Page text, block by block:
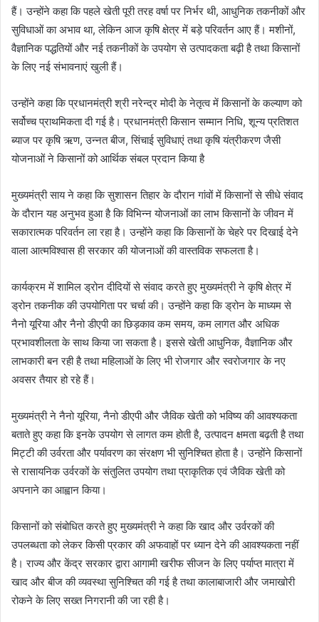
हैं। उन्होंने कहा कि पहले खेती पूरी तरह वर्षा पर निर्भर थी, आधुनिक तकनीकों और
सुविधाओं का अभाव था, लेकिन आज कृषि क्षेत्र में बड़े परिवर्तन आए हैं। मशीनों,
वैज्ञानिक पद्धतियों और नई तकनीकों के उपयोग से उत्पादकता बढ़ी है तथा किसानों
के लिए नई संभावनाएं खुली हैं।
उन्होंने कहा कि प्रधानमंत्री श्री नरेन्द्र मोदी के नेतृत्व में किसानों के कल्याण को
सर्वोच्च प्राथमिकता दी गई है। प्रधानमंत्री किसान सम्मान निधि, शून्य प्रतिशत
ब्याज पर कृषि ऋण, उन्नत बीज, सिंचाई सुविधाएं तथा कृषि यंत्रीकरण जैसी
योजनाओं ने किसानों को आर्थिक संबल प्रदान किया है
मुख्यमंत्री साय ने कहा कि सुशासन तिहार के दौरान गांवों में किसानों से सीधे संवाद
के दौरान यह अनुभव हुआ है कि विभिन्न योजनाओं का लाभ किसानों के जीवन में
सकारात्मक परिवर्तन ला रहा है। उन्होंने कहा कि किसानों के चेहरे पर दिखाई देने
वाला आत्मविश्वास ही सरकार की योजनाओं की वास्तविक सफलता है।
कार्यक्रम में शामिल ड्रोन दीदियों से संवाद करते हुए मुख्यमंत्री ने कृषि क्षेत्र में
ड्रोन तकनीक की उपयोगिता पर चर्चा की। उन्होंने कहा कि ड्रोन के माध्यम से
नैनो यूरिया और नैनो डीएपी का छिड़काव कम समय, कम लागत और अधिक
प्रभावशीलता के साथ किया जा सकता है। इससे खेती आधुनिक, वैज्ञानिक और
लाभकारी बन रही है तथा महिलाओं के लिए भी रोजगार और स्वरोजगार के नए
अवसर तैयार हो रहे हैं।
मुख्यमंत्री ने नैनो यूरिया, नैनो डीएपी और जैविक खेती को भविष्य की आवश्यकता
बताते हुए कहा कि इनके उपयोग से लागत कम होती है, उत्पादन क्षमता बढ़ती है तथा
मिट्टी की उर्वरता और पर्यावरण का संरक्षण भी सुनिश्चित होता है। उन्होंने किसानों
से रासायनिक उर्वरकों के संतुलित उपयोग तथा प्राकृतिक एवं जैविक खेती को
अपनाने का आह्वान किया।
किसानों को संबोधित करते हुए मुख्यमंत्री ने कहा कि खाद और उर्वरकों की
उपलब्धता को लेकर किसी प्रकार की अफवाहों पर ध्यान देने की आवश्यकता नहीं
है। राज्य और केंद्र सरकार द्वारा आगामी खरीफ सीजन के लिए पर्याप्त मात्रा में
खाद और बीज की व्यवस्था सुनिश्चित की गई है तथा कालाबाजारी और जमाखोरी
रोकने के लिए सख्त निगरानी की जा रही है।